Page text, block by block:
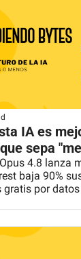
IA es
sepa
4.8 lanza
baja 90%
por datos